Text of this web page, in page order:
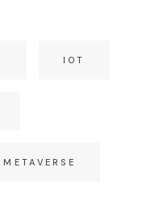
IOT
METAVERSE